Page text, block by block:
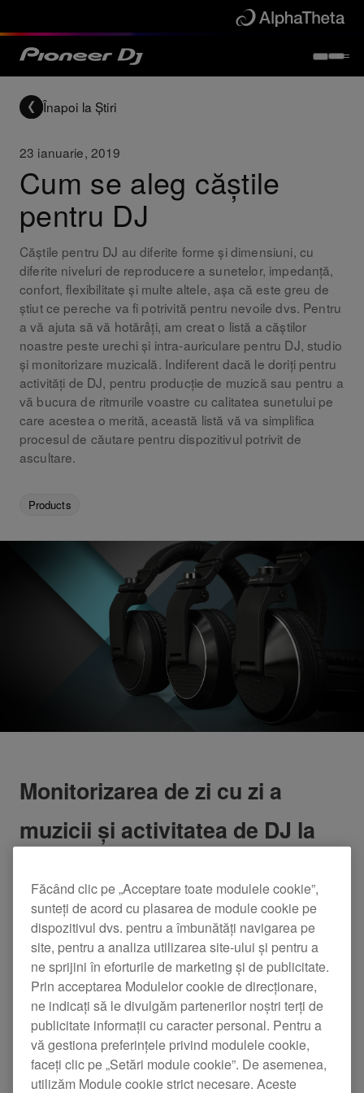
Înapoi la Știri
23 ianuarie, 2019
Cum se aleg căștile
pentru DJ
Căștile pentru DJ au diferite forme și dimensiuni, cu
diferite niveluri de reproducere a sunetelor, impedanță,
confort, flexibilitate și multe altele, așa că este greu de
știut ce pereche va fi potrivită pentru nevoile dvs. Pentru
a vă ajuta să vă hotărâți, am creat o listă a căștilor
noastre peste urechi și intra-auriculare pentru DJ, studio
și monitorizare muzicală. Indiferent dacă le doriți pentru
activități de DJ, pentru producție de muzică sau pentru a
vă bucura de ritmurile voastre cu calitatea sunetului pe
care acestea o merită, această listă vă va simplifica
procesul de căutare pentru dispozitivul potrivit de
ascultare.
Products
Monitorizarea de zi cu zi a
muzicii și activitatea de DJ la
Făcând clic pe „Acceptare toate modulele cookie”,
sunteți de acord cu plasarea de module cookie pe
dispozitivul dvs. pentru a îmbunătăți navigarea pe
site, pentru a analiza utilizarea site-ului și pentru a
ne sprijini în eforturile de marketing și de publicitate.
Prin acceptarea Modulelor cookie de direcționare,
ne indicați să le divulgăm partenerilor noștri terți de
publicitate informații cu caracter personal. Pentru a
vă gestiona preferințele privind modulele cookie,
faceți clic pe „Setări module cookie”. De asemenea,
utilizăm Module cookie strict necesare. Aceste